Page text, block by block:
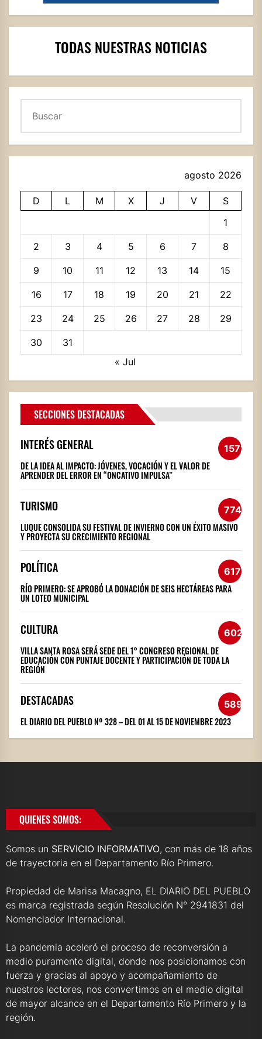
TODAS NUESTRAS NOTICIAS
agosto 2026
D L M X J V
S
1
2 3 4 5 6 7 8
9 10 11 12 13 14 15
16 17 18 19 20 21 22
23 24 25 26 27 28 29
30
31
« Jul
SECCIONES DESTACADAS
INTERÉS GENERAL 1572
DE LA IDEA AL IMPACTO: JÓVENES, VOCACIÓN Y EL VALOR DE
APRENDER DEL ERROR EN “ONCATIVO IMPULSA”
TURISMO 774
LUQUE CONSOLIDA SU FESTIVAL DE INVIERNO CON UN ÉXITO MASIVO
Y PROYECTA SU CRECIMIENTO REGIONAL
POLÍTICA 617
RÍO PRIMERO: SE APROBÓ LA DONACIÓN DE SEIS HECTÁREAS PARA
UN LOTEO MUNICIPAL
CULTURA 602
VILLA SANTA ROSA SERÁ SEDE DEL 1° CONGRESO REGIONAL DE
EDUCACIÓN CON PUNTAJE DOCENTE Y PARTICIPACIÓN DE TODA LA
REGIÓN
DESTACADAS 589
EL DIARIO DEL PUEBLO Nº 328 – DEL 01 AL 15 DE NOVIEMBRE 2023
QUIENES SOMOS:
Somos un SERVICIO INFORMATIVO, con más de 18 años
de trayectoria en el Departamento Río Primero.
Propiedad de Marisa Macagno, EL DIARIO DEL PUEBLO
es marca registrada según Resolución N° 2941831 del
Nomenclador Internacional.
La pandemia aceleró el proceso de reconversión a
medio puramente digital, donde nos posicionamos con
fuerza y gracias al apoyo y acompañamiento de
nuestros lectores, nos convertimos en el medio digital
de mayor alcance en el Departamento Río Primero y la
región.